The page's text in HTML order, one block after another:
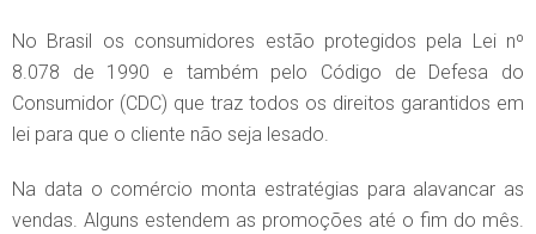
No Brasil os consumidores estão protegidos pela Lei nº
8.078 de 1990 e também pelo Código de Defesa do
Consumidor (CDC) que traz todos os direitos garantidos em
lei para que o cliente não seja lesado.
Na data o comércio monta estratégias para alavancar as
vendas. Alguns estendem as promoções até o fim do mês.